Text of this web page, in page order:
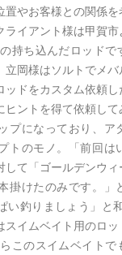
置やお客様との関係
ライアント様は甲賀
持ち込んだロッドで
立岡様はソルトでメ
ッドをカスタム依頼
ヒントを得て依頼し
プになっており、ア
トのモノ。「前回は
して「ゴールデンウ
掛けたのみです。」
い釣りましょう」と
スイムベイト用のロ
このスイムベイトで